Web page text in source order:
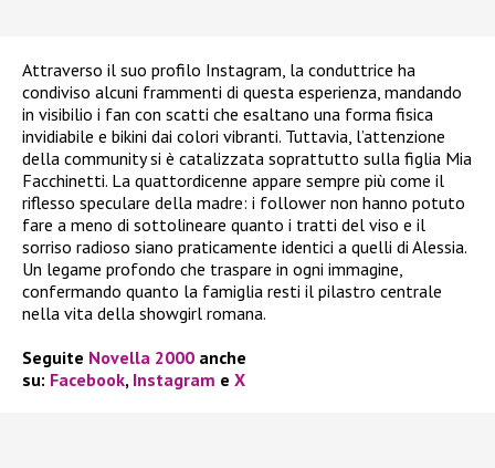
Attraverso il suo profilo Instagram, la conduttrice ha
condiviso alcuni frammenti di questa esperienza, mandando
in visibilio i fan con scatti che esaltano una forma fisica
invidiabile e bikini dai colori vibranti. Tuttavia, l’attenzione
della community si è catalizzata soprattutto sulla figlia Mia
Facchinetti. La quattordicenne appare sempre più come il
riflesso speculare della madre: i follower non hanno potuto
fare a meno di sottolineare quanto i tratti del viso e il
sorriso radioso siano praticamente identici a quelli di Alessia.
Un legame profondo che traspare in ogni immagine,
confermando quanto la famiglia resti il pilastro centrale
nella vita della showgirl romana.
Seguite Novella 2000 anche
su: Facebook, Instagram e X